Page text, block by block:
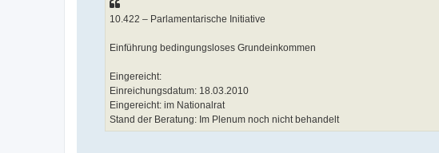
10.422 – Parlamentarische Initiative
Einführung bedingungsloses Grundeinkommen
Eingereicht:
Einreichungsdatum: 18.03.2010
Eingereicht: im Nationalrat
Stand der Beratung: Im Plenum noch nicht behandelt